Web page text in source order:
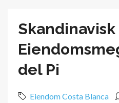
Skandinavisk
del Pi
Eiendom Costa Blanca